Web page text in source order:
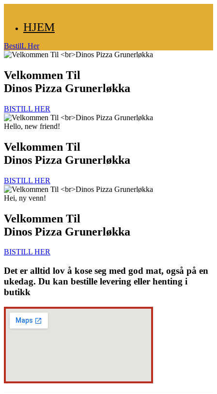
HJEM
BestilL Her
Velkommen Til
Dinos Pizza Grunerløkka
BISTILL HER
Hello, new friend!
Velkommen Til
Dinos Pizza Grunerløkka
BISTILL HER
Hei, ny venn!
Velkommen Til
Dinos Pizza Grunerløkka
BISTILL HER
Det er alltid lov å kose seg med god mat, også på en
ukedag. Du kan bestille levering eller henting i
butikk